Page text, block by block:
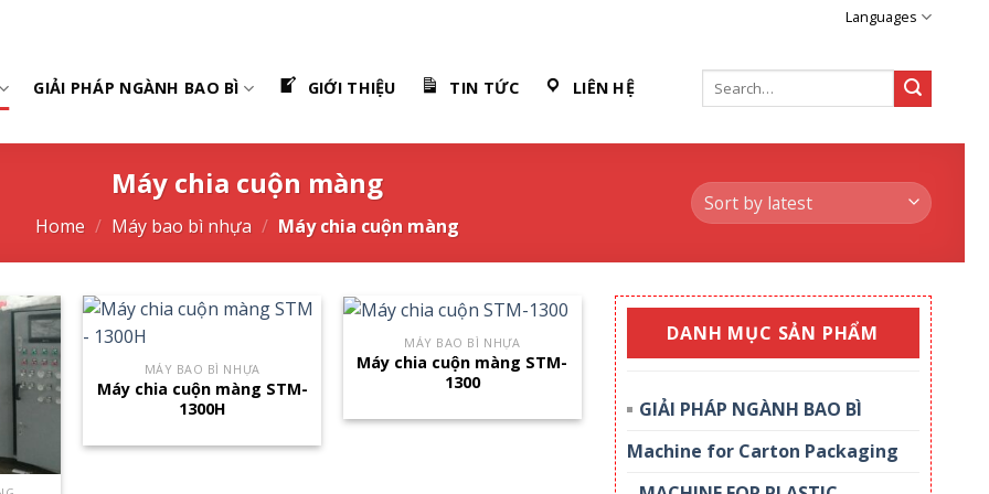
Languages
GIẢI PHÁP NGÀNH BAO BÌ GIỚI THIỆU TIN TỨC LIÊN HỆ
Search
Máy chia cuộn màng
Home / Máy bao bì nhựa / Máy chia cuộn màng
MÁY BAO BÌ NHỰA
Máy chia cuộn màng STM-
1300H
MÁY BAO BÌ NHỰA
Máy chia cuộn màng STM-
1300
DANH MỤC SẢN PHẨM
GIẢI PHÁP NGÀNH BAO BÌ
Machine for Carton Packaging